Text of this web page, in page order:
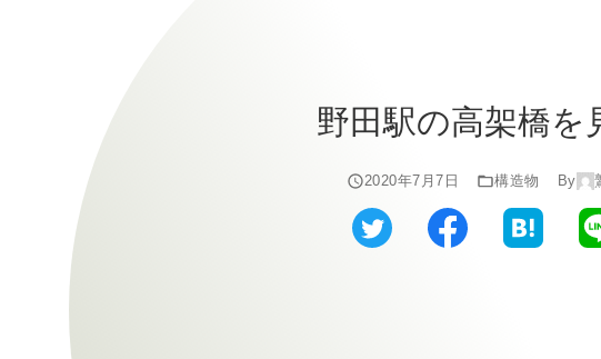
野田駅の高架橋を
2020年7月7日 構造物 By